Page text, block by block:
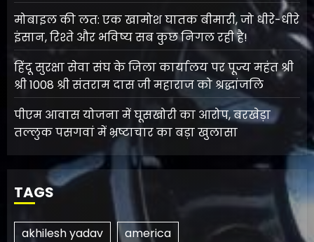
मोबाइल की लत: एक खामोश घातक बीमारी, जो धीरे-धीरे
इंसान, रिश्ते और भविष्य सब कुछ निगल रही है!
हिंदू सुरक्षा सेवा संघ के जिला कार्यालय पर पूज्य महंत श्री
श्री 1008 श्री संतराम दास जी महाराज को श्रद्धांजलि
पीएम आवास योजना में घूसखोरी का आरोप, बरखेड़ा
तल्लुक पसगवां में भ्रष्टाचार का बड़ा खुलासा
TAGS
akhilesh yadav
america